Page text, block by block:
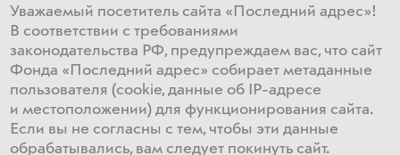
Уважаемый посетитель сайта «Последний адрес»!
В соответствии с требованиями
законодательства РФ, предупреждаем вас, что сайт
Фонда «Последний адрес» собирает метаданные
пользователя (cookie, данные об IP-адресе
и местоположении) для функционирования сайта​.
Если ​вы не согласны с тем, чтобы эти данные
обрабатывались, ​вам ​следует покинуть сайт.